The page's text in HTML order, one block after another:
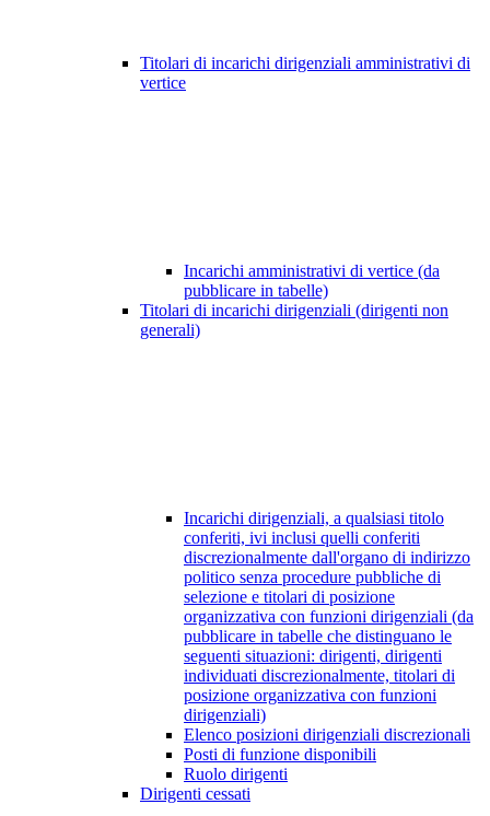
Titolari di incarichi dirigenziali amministrativi di
vertice
Incarichi amministrativi di vertice (da
pubblicare in tabelle)
Titolari di incarichi dirigenziali (dirigenti non
generali)
Incarichi dirigenziali, a qualsiasi titolo
conferiti, ivi inclusi quelli conferiti
discrezionalmente dall'organo di indirizzo
politico senza procedure pubbliche di
selezione e titolari di posizione
organizzativa con funzioni dirigenziali (da
pubblicare in tabelle che distinguano le
seguenti situazioni: dirigenti, dirigenti
individuati discrezionalmente, titolari di
posizione organizzativa con funzioni
dirigenziali)
Elenco posizioni dirigenziali discrezionali
Posti di funzione disponibili
Ruolo dirigenti
Dirigenti cessati